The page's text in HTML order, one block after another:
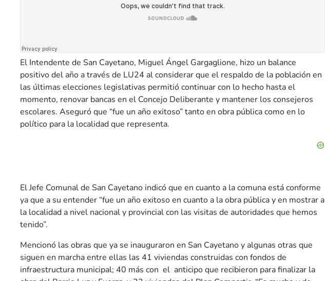
El Intendente de San Cayetano, Miguel Ángel Gargaglione, hizo un balance
positivo del año a través de LU24 al considerar que el respaldo de la población en
las últimas elecciones legislativas permitió continuar con lo hecho hasta el
momento, renovar bancas en el Concejo Deliberante y mantener los consejeros
escolares. Aseguró que “fue un año exitoso” tanto en obra pública como en lo
político para la localidad que representa.
El Jefe Comunal de San Cayetano indicó que en cuanto a la comuna está conforme
ya que a su entender “fue un año exitoso en cuanto a la obra pública y en mostrar a
la localidad a nivel nacional y provincial con las visitas de autoridades que hemos
tenido”.
Mencionó las obras que ya se inauguraron en San Cayetano y algunas otras que
siguen en marcha entre ellas las 41 viviendas construidas con fondos de
infraestructura municipal; 40 más con el anticipo que recibieron para finalizar la